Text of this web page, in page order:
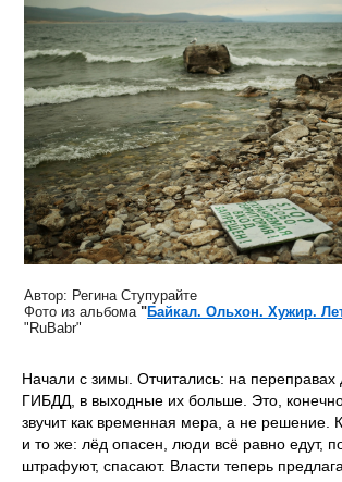
Автор: Регина Ступурайте
Фото из альбома "Байкал. Ольхон. Хужир.
"RuBabr"
Начали с зимы. Отчитались: на переправах
ГИБДД, в выходные их больше. Это,
звучит как временная мера, а не решение.
и то же: лёд опасен, люди всё равно едут,
штрафуют, спасают. Власти теперь